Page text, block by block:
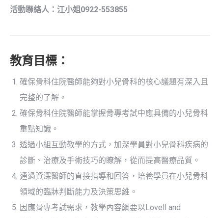
活動聯絡人：江小姐0922-553855
教育目標：
確保骨科住院醫師能夠對小兒骨科的核心議題有深入且
完整的了解。
確保骨科住院醫師能掌握骨專考試中應具備的小兒骨科
重點知識。
透過小組互動教學的方式，加深學員對小兒骨科疾病的
診斷、治療及手術技巧的瞭解，從而提高醫療品質。
通過資深醫師的直接指導和回答，培養學員在小兒骨科
領域的臨牀判斷能力及決策思維。
因應骨專考試需求，教學內容綱要以Lovell and